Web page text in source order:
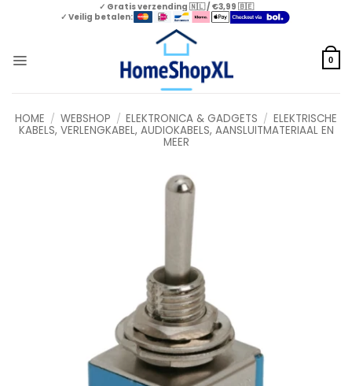
✓ Gratis verzending 🇳🇱 / €3,99 🇧🇪
✓ Veilig betalen:
0
HOME / WEBSHOP / ELEKTRONICA & GADGETS / ELEKTRISCHE
KABELS, VERLENGKABEL, AUDIOKABELS, AANSLUITMATERIAAL EN
MEER